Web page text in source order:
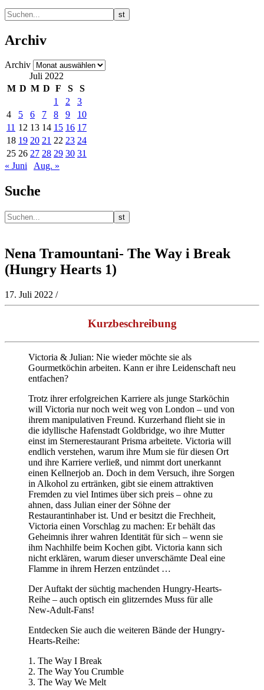
Archiv
Archiv
Juli 2022
M D M D F S
S
1
2
3
4
5 6 7 8 9
10
11 12 13 14 15 16 17
18 19 20 21 22 23 24
25 26 27 28 29 30 31
« Juni
Aug. »
Suche
Nena Tramountani- The Way i Break
(Hungry Hearts 1)
17. Juli 2022 /
Kurzbeschreibung
Victoria & Julian: Nie wieder möchte sie als
Gourmetköchin arbeiten. Kann er ihre Leidenschaft neu
entfachen?
Trotz ihrer erfolgreichen Karriere als junge Starköchin
will Victoria nur noch weit weg von London – und von
ihrem manipulativen Freund. Kurzerhand flieht sie in
die idyllische Hafenstadt Goldbridge, wo ihre Mutter
einst im Sternerestaurant Prisma arbeitete. Victoria will
endlich verstehen, warum ihre Mum sie für diesen Ort
und ihre Karriere verließ, und nimmt dort unerkannt
einen Kellnerjob an. Doch in dem Versuch, ihre Sorgen
in Alkohol zu ertränken, gibt sie einem attraktiven
Fremden zu viel Intimes über sich preis – ohne zu
ahnen, dass Julian einer der Söhne der
Restaurantinhaber ist. Und er besitzt die Frechheit,
Victoria einen Vorschlag zu machen: Er behält das
Geheimnis ihrer wahren Identität für sich – wenn sie
ihm Nachhilfe beim Kochen gibt. Victoria kann sich
nicht erklären, warum dieser unverschämte Deal eine
Flamme in ihrem Herzen entzündet …
Der Auftakt der süchtig machenden Hungry-Hearts-
Reihe – auch optisch ein glitzerndes Muss für alle
New-Adult-Fans!
Entdecken Sie auch die weiteren Bände der Hungry-
Hearts-Reihe:
1. The Way I Break
2. The Way You Crumble
3. The Way We Melt